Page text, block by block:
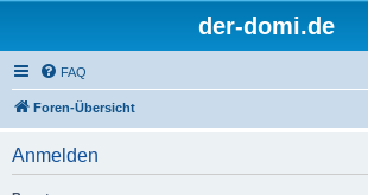
der-domi.de
FAQ
Foren-Übersicht
Anmelden